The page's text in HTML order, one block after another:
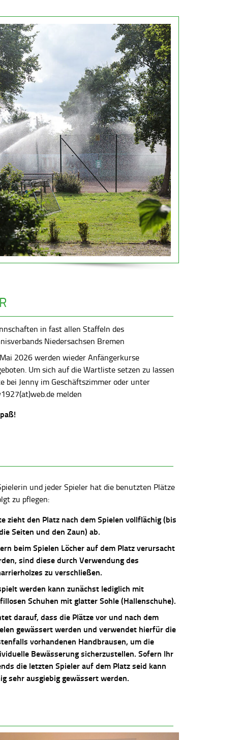
in fast allen Staffeln des
Niedersachsen Bremen
2026 werden wieder Anfängerkurse
Um sich auf die Wartliste setzen zu lassen
bei Jenny im Geschäftszimmer oder unter
melden
und jeder Spieler hat die benutzten Plätze
zu pflegen:
zieht den Platz nach dem Spielen vollflächig (bis
Seiten und den Zaun) ab.
beim Spielen Löcher auf dem Platz verursacht
sind diese durch Verwendung des
zu verschließen.
werden kann zunächst lediglich mit
Schuhen mit glatter Sohle (Hallenschuhe).
darauf, dass die Plätze vor und nach dem
gewässert werden und verwendet hierfür die
vorhandenen Handbrausen, um die
Bewässerung sicherzustellen. Sofern Ihr
die letzten Spieler auf dem Platz seid kann
sehr ausgiebig gewässert werden.